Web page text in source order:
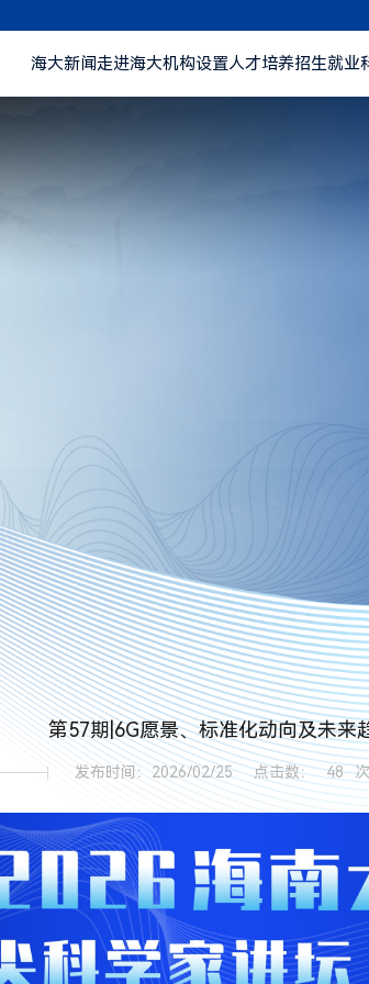
海大新闻走进海大机构设置人才培养招生就业
第57期|6G愿景、标准化动向及未来
发布时间：2026/02/25 点击数： 48 次